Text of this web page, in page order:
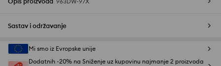
Sastav i održavanje
Mi smo iz Evropske unije
Dodatnih -20% na Sniženje uz kupovinu najmanje 2 proizvoda